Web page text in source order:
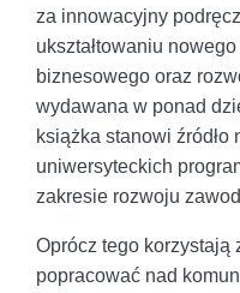
za innowacyjny
ukształtowaniu
biznesowego oraz
wydawana w ponad
książka stanowi
uniwersyteckich
zakresie rozwoju
Oprócz tego korzystają
popracować nad